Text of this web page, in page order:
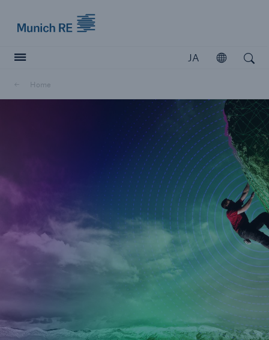
JA 開く
Home
ナビゲーションを閉じるか、Escキーを押してください検索を開く